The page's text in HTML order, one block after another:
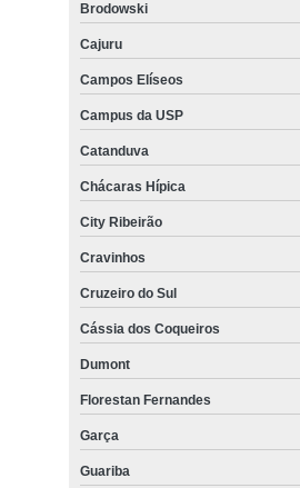
Brodowski
Cajuru
Campos Elíseos
Campus da USP
Catanduva
Chácaras Hípica
City Ribeirão
Cravinhos
Cruzeiro do Sul
Cássia dos Coqueiros
Dumont
Florestan Fernandes
Garça
Guariba